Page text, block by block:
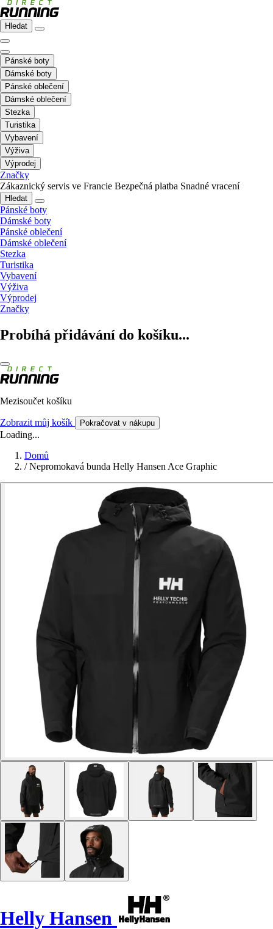
Hledat
Pánské boty
Dámské boty
Pánské oblečení
Dámské oblečení
Stezka
Turistika
Vybavení
Výživa
Výprodej
Značky
Zákaznický servis ve Francie Bezpečná platba Snadné vracení
Hledat
Pánské boty
Dámské boty
Pánské oblečení
Dámské oblečení
Stezka
Turistika
Vybavení
Výživa
Výprodej
Značky
Probíhá přidávání do košíku...
Mezisoučet košíku
Zobrazit můj košík Pokračovat v nákupu
Loading...
Domů
/ Nepromokavá bunda Helly Hansen Ace Graphic
Helly Hansen